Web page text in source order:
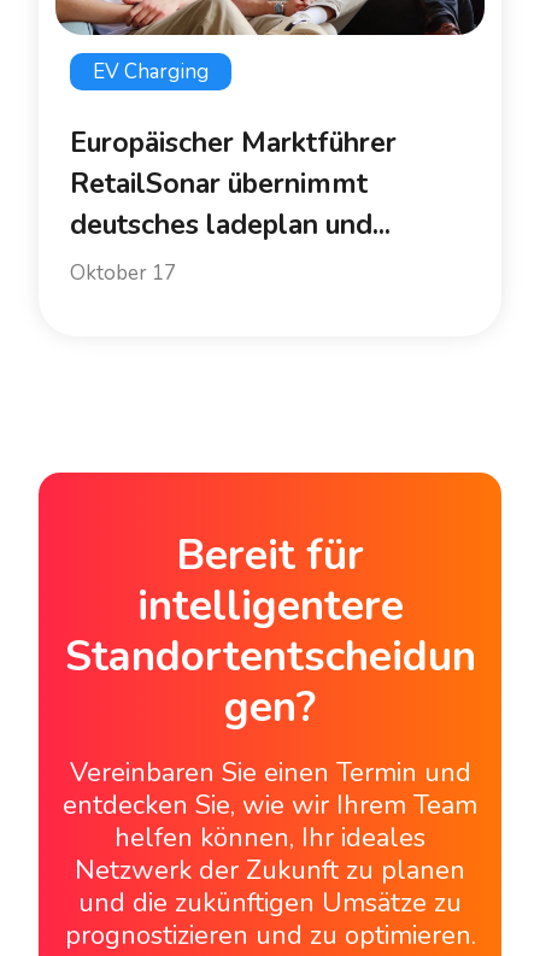
EV Charging
Europäischer Marktführer
RetailSonar übernimmt
deutsches ladeplan und...
Oktober 17
Bereit für
intelligentere
Standortentscheidun
gen?
Vereinbaren Sie einen Termin und
entdecken Sie, wie wir Ihrem Team
helfen können, Ihr ideales
Netzwerk der Zukunft zu planen
und die zukünftigen Umsätze zu
prognostizieren und zu optimieren.